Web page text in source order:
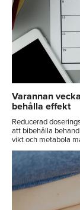
Varannan
behålla effekt
Reducerad
att bibehålla
vikt och metabola